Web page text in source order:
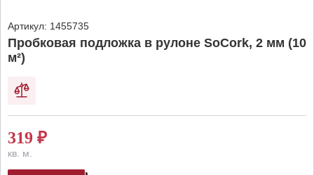
Артикул: 1455735
Пробковая подложка в рулоне SoCork, 2 мм (10
м²)
319 ₽
кв. м.